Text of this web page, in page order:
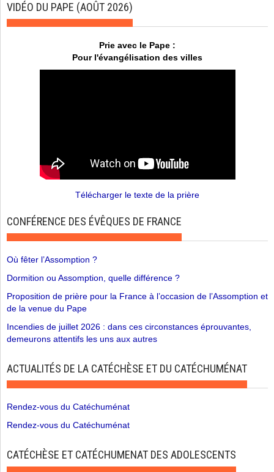
VIDÉO DU PAPE (AOÛT 2026)
Prie avec le Pape :
Pour l'évangélisation des villes
Télécharger le texte de la prière
CONFÉRENCE DES ÉVÊQUES DE FRANCE
Où fêter l’Assomption ?
Dormition ou Assomption, quelle différence ?
Proposition de prière pour la France à l’occasion de l’Assomption et
de la venue du Pape
Incendies de juillet 2026 : dans ces circonstances éprouvantes,
demeurons attentifs les uns aux autres
ACTUALITÉS DE LA CATÉCHÈSE ET DU CATÉCHUMÉNAT
Rendez-vous du Catéchuménat
Rendez-vous du Catéchuménat
CATÉCHÈSE ET CATÉCHUMENAT DES ADOLESCENTS